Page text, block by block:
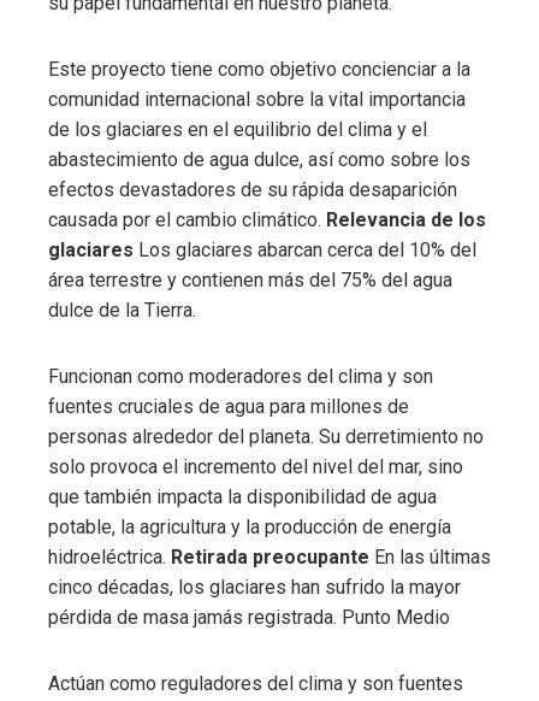
Este proyecto tiene como objetivo concienciar a la
comunidad internacional sobre la vital importancia
de los glaciares en el equilibrio del clima y el
abastecimiento de agua dulce, así como sobre los
efectos devastadores de su rápida desaparición
causada por el cambio climático. Relevancia de los
glaciares Los glaciares abarcan cerca del 10% del
área terrestre y contienen más del 75% del agua
dulce de la Tierra.
Funcionan como moderadores del clima y son
fuentes cruciales de agua para millones de
personas alrededor del planeta. Su derretimiento no
solo provoca el incremento del nivel del mar, sino
que también impacta la disponibilidad de agua
potable, la agricultura y la producción de energía
hidroeléctrica. Retirada preocupante En las últimas
cinco décadas, los glaciares han sufrido la mayor
pérdida de masa jamás registrada. Punto Medio
Actúan como reguladores del clima y son fuentes